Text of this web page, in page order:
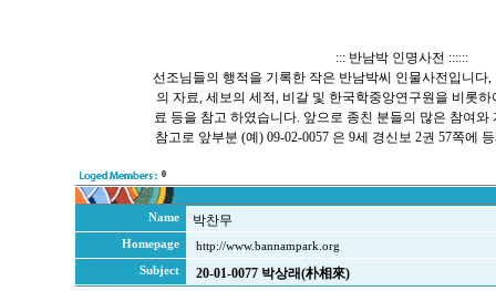
::: 반남박 인명사전 ::::::
선조님들의 행적을 기록한 작은 반남박씨 인물사전입니다
의 자료, 세보의 세적, 비갈 및 한국학중앙연구원을 비롯
료 등을 참고 하였습니다. 앞으로 종친 분들의 많은 참여와
참고로 앞부분 (예) 09-02-0057 은 9세 경신보 2권 57쪽에
0
Name 박찬무
Homepage
http://www.bannampark.org
Subject
20-01-0077 박상래(朴相來)